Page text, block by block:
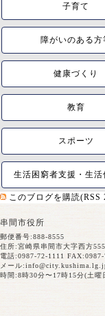
子育て
障がいのある方
健康づくり
教育
スポーツ
生活困窮者支援・生活
このブログを購読(RSS
串間市役所
郵便番号:888-8555
住所:宮崎県串間市大字西方
電話:0987-72-1111 FAX:0987-
メール:
時間:8時30分〜17時15分(土